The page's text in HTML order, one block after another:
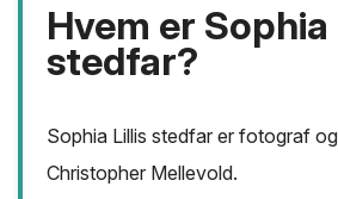
Hvem er Sophia
stedfar?
Sophia Lillis stedfar er fotograf
Christopher Mellevold.